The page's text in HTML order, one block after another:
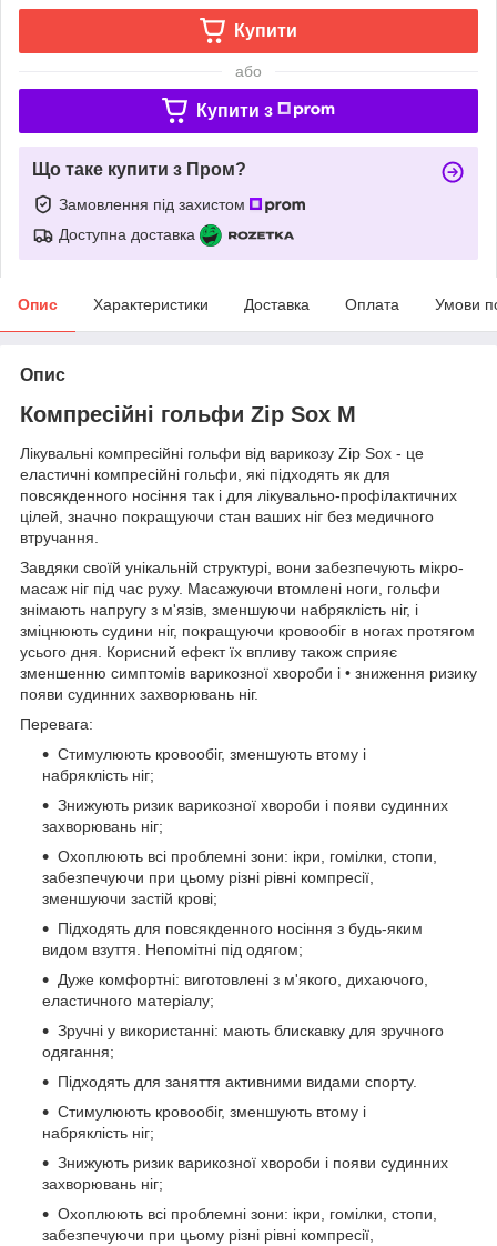
Купити
або
Купити з
Що таке купити з Пром?
Замовлення під захистом
Доступна доставка
Опис Характеристики Доставка Оплата Умови
Опис
Компресійні гольфи Zip Sox M
Лікувальні компресійні гольфи від варикозу Zip Sox - це
еластичні компресійні гольфи, які підходять як для
повсякденного носіння так і для лікувально-профілактичних
цілей, значно покращуючи стан ваших ніг без медичного
втручання.
Завдяки своїй унікальній структурі, вони забезпечують мікро-
масаж ніг під час руху. Масажуючи втомлені ноги, гольфи
знімають напругу з м'язів, зменшуючи набряклість ніг, і
зміцнюють судини ніг, покращуючи кровообіг в ногах протягом
усього дня. Корисний ефект їх впливу також сприяє
зменшенню симптомів варикозної хвороби і • зниження ризику
появи судинних захворювань ніг.
Перевага:
Стимулюють кровообіг, зменшують втому і
набряклість ніг;
Знижують ризик варикозної хвороби і появи судинних
захворювань ніг;
Охоплюють всі проблемні зони: ікри, гомілки, стопи,
забезпечуючи при цьому різні рівні компресії,
зменшуючи застій крові;
Підходять для повсякденного носіння з будь-яким
видом взуття. Непомітні під одягом;
Дуже комфортні: виготовлені з м'якого, дихаючого,
еластичного матеріалу;
Зручні у використанні: мають блискавку для зручного
одягання;
Підходять для заняття активними видами спорту.
Стимулюють кровообіг, зменшують втому і
набряклість ніг;
Знижують ризик варикозної хвороби і появи судинних
захворювань ніг;
Охоплюють всі проблемні зони: ікри, гомілки, стопи,
забезпечуючи при цьому різні рівні компресії,